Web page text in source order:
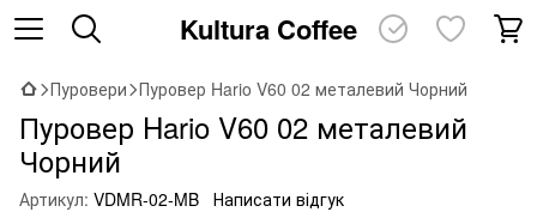
Kultura Coffee
Пуровери Пуровер Hario V60 02 металевий Чорний
Пуровер Hario V60 02 металевий
Чорний
Артикул: VDMR-02-MB Написати відгук